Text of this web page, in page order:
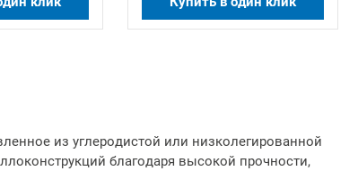
из углеродистой или низколегированной
благодаря высокой прочности,